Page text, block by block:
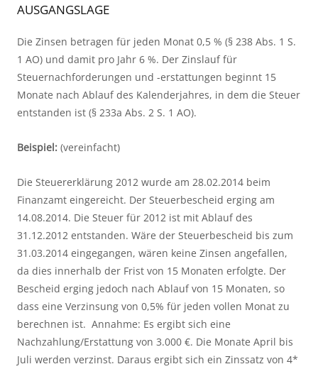
AUSGANGSLAGE
Die Zinsen betragen für jeden Monat 0,5 % (§ 238 Abs. 1 S.
1 AO) und damit pro Jahr 6 %. Der Zinslauf für
Steuernachforderungen und -erstattungen beginnt 15
Monate nach Ablauf des Kalenderjahres, in dem die Steuer
entstanden ist (§ 233a Abs. 2 S. 1 AO).
Beispiel: (vereinfacht)
Die Steuererklärung 2012 wurde am 28.02.2014 beim
Finanzamt eingereicht. Der Steuerbescheid erging am
14.08.2014. Die Steuer für 2012 ist mit Ablauf des
31.12.2012 entstanden. Wäre der Steuerbescheid bis zum
31.03.2014 eingegangen, wären keine Zinsen angefallen,
da dies innerhalb der Frist von 15 Monaten erfolgte. Der
Bescheid erging jedoch nach Ablauf von 15 Monaten, so
dass eine Verzinsung von 0,5% für jeden vollen Monat zu
berechnen ist.  Annahme: Es ergibt sich eine
Nachzahlung/Erstattung von 3.000 €. Die Monate April bis
Juli werden verzinst. Daraus ergibt sich ein Zinssatz von 4*